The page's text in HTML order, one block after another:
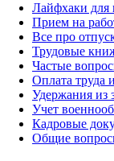
Лайфхаки для
Прием на
Все про
Трудовые
Частые
Оплата труда
Удержания из
Учет
Кадровые
Общие